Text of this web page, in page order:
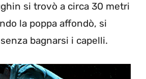
si trovò a circa 30 metri
la poppa affondò, si
bagnarsi i capelli.